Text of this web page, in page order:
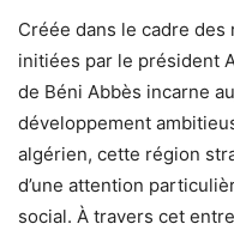
Créée dans le cadre
initiées par le président
de Béni Abbès incarne
développement
algérien, cette région
d’une attention
social. À travers cet